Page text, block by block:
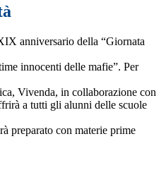
anniversario della “Giornata
innocenti delle mafie”. Per
Vivenda, in collaborazione con
a tutti gli alunni delle scuole
preparato con materie prime